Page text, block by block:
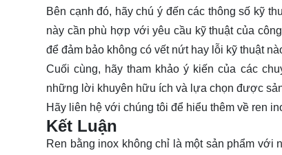
Bên cạnh đó, hãy chú ý đến các thông số kỹ
này cần phù hợp với yêu cầu kỹ thuật của
để đảm bảo không có vết nứt hay lỗi kỹ thuật
Cuối cùng, hãy tham khảo ý kiến của các
những lời khuyên hữu ích và lựa chọn được
Hãy liên hệ với chúng tôi để hiểu thêm về ren
Kết Luận
Ren bằng inox không chỉ là một sản phẩm với